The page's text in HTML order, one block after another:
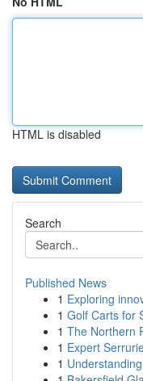
HTML is disabled
Search
Published News
1 Exploring
1 Golf Carts for
1 The Northern
1 Expert
1